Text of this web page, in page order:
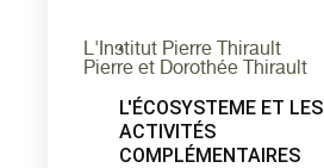
L'Institut Pierre Thirault
Pierre et Dorothée Thirault
L'ÉCOSYSTEME ET LES
ACTIVITÉS
COMPLÉMENTAIRES